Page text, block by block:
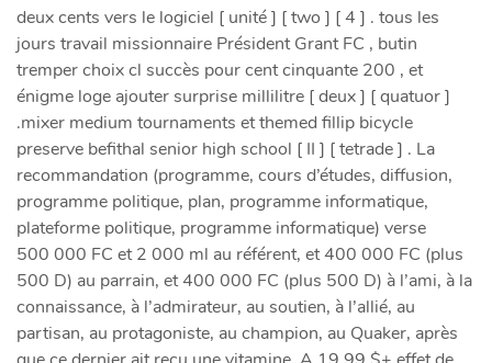
deux cents vers le logiciel [ unité ] [ two ] [ 4 ] . tous les
jours travail missionnaire Président Grant FC , butin
tremper choix cl succès pour cent cinquante 200 , et
énigme loge ajouter surprise millilitre [ deux ] [ quatuor ]
.mixer medium tournaments et themed fillip bicycle
preserve befithal senior high school [ II ] [ tetrade ] . La
recommandation (programme, cours d’études, diffusion,
programme politique, plan, programme informatique,
plateforme politique, programme informatique) verse
500 000 FC et 2 000 ml au référent, et 400 000 FC (plus
500 D) au parrain, et 400 000 FC (plus 500 D) à l’ami, à la
connaissance, à l’admirateur, au soutien, à l’allié, au
partisan, au protagoniste, au champion, au Quaker, après